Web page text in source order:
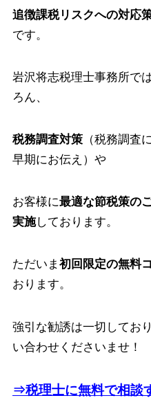
追徴課税リスクへの対応
です。
岩沢将志税理士事務所で
ろん、
税務調査対策 （税務調査
早期にお伝え）や
お客様に最適な節税策の
実施しております。
ただいま 初回限定の無料
おります。
強引な勧誘は一切してお
い合わせくださいませ！
⇒税理士に無料で相談